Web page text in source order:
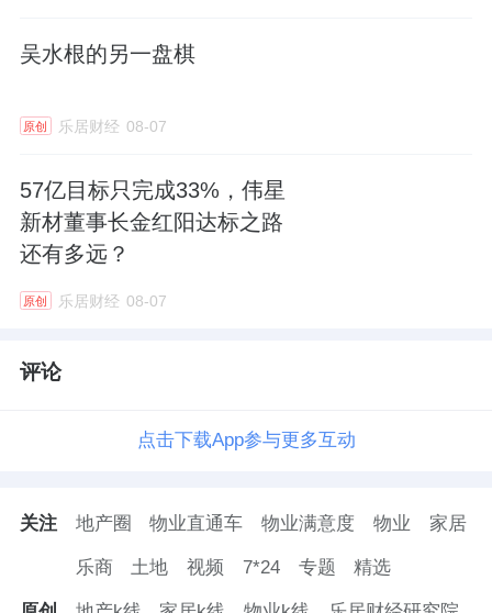
吴水根的另一盘棋
原创 乐居财经 08-07
57亿目标只完成33%，伟星
新材董事长金红阳达标之路
还有多远？
原创 乐居财经 08-07
评论
点击下载App参与更多互动
关注 地产圈 物业直通车 物业满意度 物业 家居
乐商 土地 视频 7*24 专题 精选